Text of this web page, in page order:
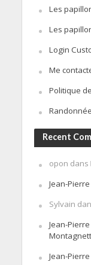
Les
Les
Login
Me
Politique
Recent
opon dans
Jean-Pierre
Sylvain
Jean-Pierre
Jean-Pierre